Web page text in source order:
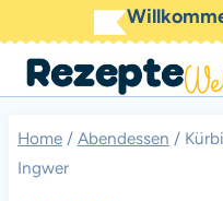
Inhalt
springen
Home / Abendessen /
Ingwer